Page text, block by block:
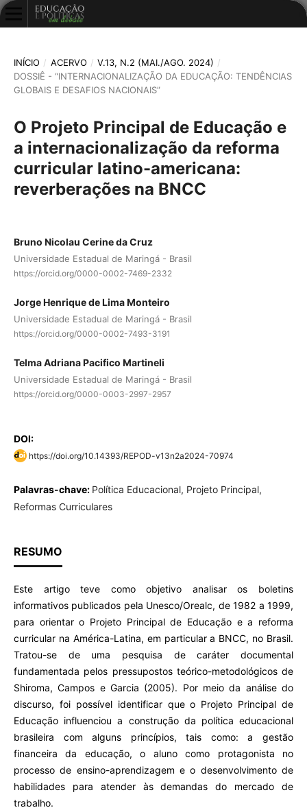
INÍCIO / ACERVO / V.13, N.2 (MAI./AGO. 2024) /
DOSSIÊ - “INTERNACIONALIZAÇÃO DA EDUCAÇÃO: TENDÊNCIAS
GLOBAIS E DESAFIOS NACIONAIS”
O Projeto Principal de Educação e
a internacionalização da reforma
curricular latino-americana:
reverberações na BNCC
Bruno Nicolau Cerine da Cruz
Universidade Estadual de Maringá - Brasil
https://orcid.org/0000-0002-7469-2332
Jorge Henrique de Lima Monteiro
Universidade Estadual de Maringá - Brasil
https://orcid.org/0000-0002-7493-3191
Telma Adriana Pacifico Martineli
Universidade Estadual de Maringá - Brasil
https://orcid.org/0000-0003-2997-2957
DOI:
https://doi.org/10.14393/REPOD-v13n2a2024-70974
Palavras-chave: Política Educacional, Projeto Principal,
Reformas Curriculares
RESUMO
Este artigo teve como objetivo analisar os boletins
informativos publicados pela Unesco/Orealc, de 1982 a 1999,
para orientar o Projeto Principal de Educação e a reforma
curricular na América-Latina, em particular a BNCC, no Brasil.
Tratou-se de uma pesquisa de caráter documental
fundamentada pelos pressupostos teórico-metodológicos de
Shiroma, Campos e Garcia (2005). Por meio da análise do
discurso, foi possível identificar que o Projeto Principal de
Educação influenciou a construção da política educacional
brasileira com alguns princípios, tais como: a gestão
financeira da educação, o aluno como protagonista no
processo de ensino-aprendizagem e o desenvolvimento de
habilidades para atender às demandas do mercado de
trabalho.